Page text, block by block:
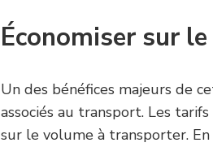
Économiser sur
Un des bénéfices majeurs de
associés au transport. Les
sur le volume à transporter.